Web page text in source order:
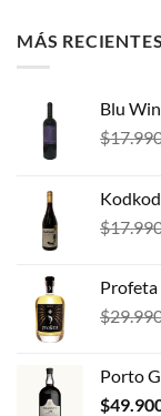
MÁS RECIENTES
Blu
$
$
Profeta
$
Porto
$